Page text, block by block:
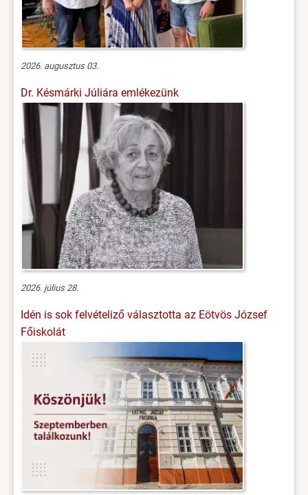
2026. augusztus 03.
Dr. Késmárki Júliára emlékezünk
2026. július 28.
Idén is sok felvételiző választotta az Eötvös József
Főiskolát